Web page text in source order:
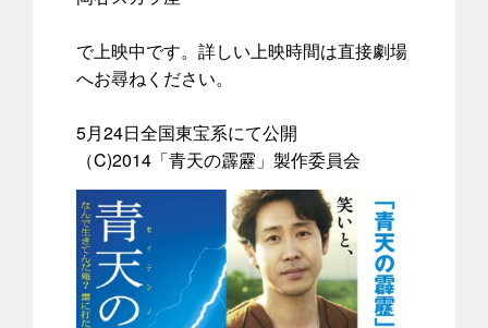
で上映中です。詳しい上映時間は直接劇場
へお尋ねください。
5月24日全国東宝系にて公開
（C)2014「青天の霹靂」製作委員会